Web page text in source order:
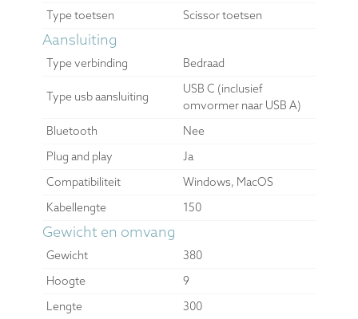
Type toetsen
Scissor toetsen
Aansluiting
Type verbinding Bedraad
Type usb aansluiting
USB C (inclusief
omvormer naar USB A)
Bluetooth
Nee
Plug and play
Ja
Compatibiliteit
Windows, MacOS
Kabellengte
150
Gewicht en omvang
Gewicht
380
Hoogte
9
Lengte
300